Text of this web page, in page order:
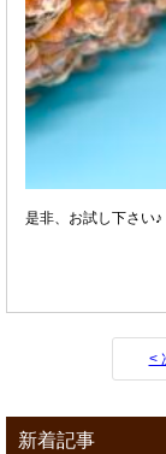
是非、お試し下さい♪
<
新着記事